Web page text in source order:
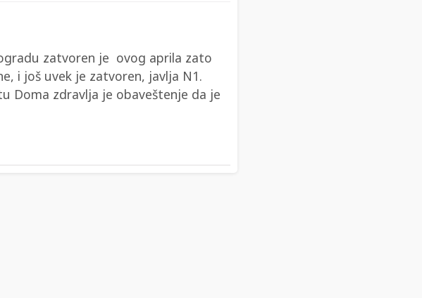
zatvoren je ovog aprila zato
i još uvek je zatvoren, javlja N1.
Doma zdravlja je obaveštenje da je